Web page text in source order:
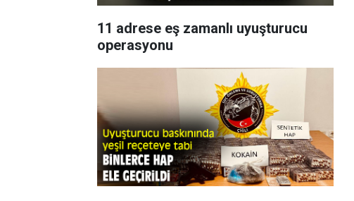
11 adrese eş zamanlı uyuşturucu
operasyonu